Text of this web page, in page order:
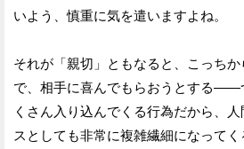
いよう、慎重に気を遣いますよね。
それが「親切」ともなると、こっち
で、相手に喜んでもらおうとする——
くさん入り込んでくる行為だから、
スとしても非常に複雑繊細になってく